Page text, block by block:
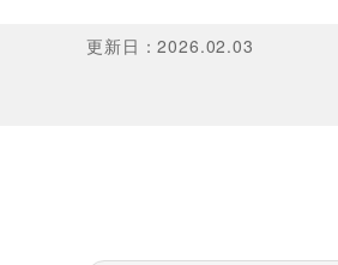
更新日 ：2026.02.03